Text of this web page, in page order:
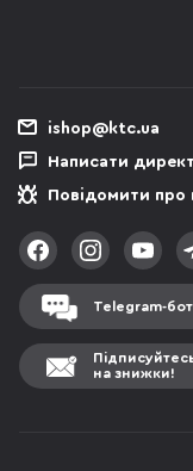
ishop@ktc.ua
Написати
Повідомити про
Telegram-бот
на знижки!